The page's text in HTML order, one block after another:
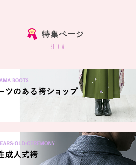
特集ページ
special